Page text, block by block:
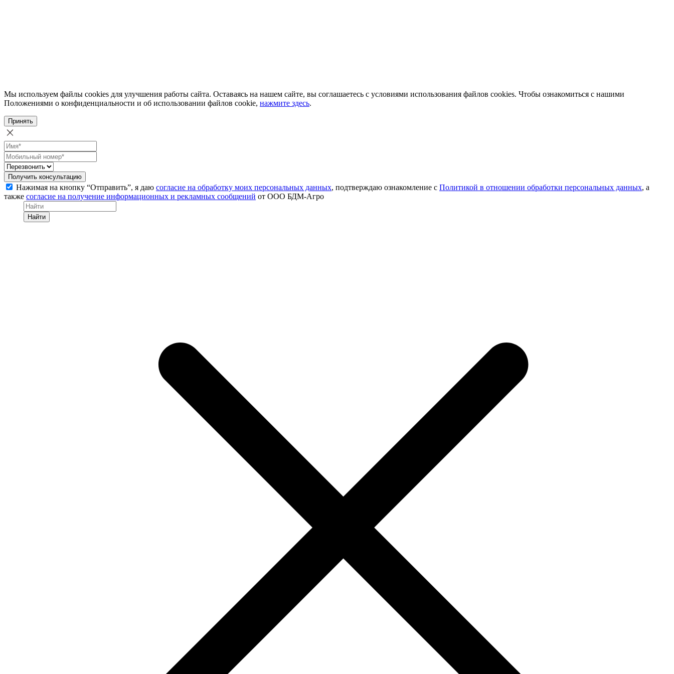
Мы используем файлы cookies для улучшения работы сайта. Оставаясь на нашем сайте, вы соглашаетесь с условиями использования файлов cookies. Чтобы ознакомиться с нашими
Положениями о конфиденциальности и об использовании файлов cookie, нажмите здесь.
Принять
Получить консультацию
Нажимая на кнопку “Отправить”, я даю согласие на обработку моих персональных данных, подтверждаю ознакомление с Политикой в отношении обработки персональных данных, а
также согласие на получение информационных и рекламных сообщений от ООО БДМ-Агро
Найти